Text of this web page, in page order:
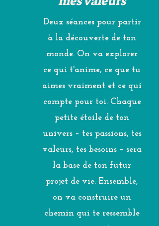
Deux séances pour partir
à la découverte de ton
monde. On va explorer
ce qui t'anime, ce que tu
aimes vraiment et ce qui
compte pour toi. Chaque
petite étoile de ton
univers – tes passions, tes
valeurs, tes besoins – sera
la base de ton futur
projet de vie. Ensemble,
on va construire un
chemin qui te ressemble